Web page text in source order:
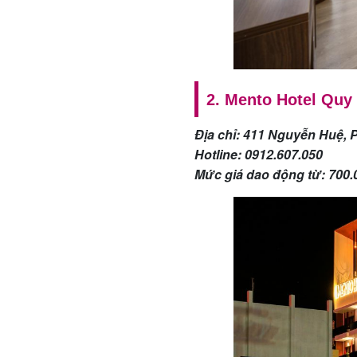
2. Mento Hotel
Địa chỉ: 411 Nguyễn Huệ,
Hotline:0912.607.050
Mức giá dao động từ: